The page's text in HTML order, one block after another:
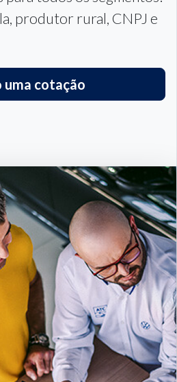
dinheiro de uma forma
mais +